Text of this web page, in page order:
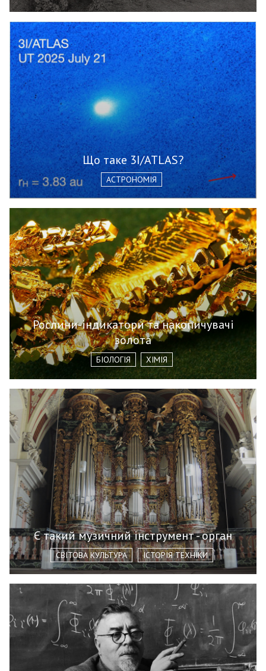
Що таке 3I/ATLAS?
АСТРОНОМІЯ
Рослини-індикатори та накопичувачі
золота
БІОЛОГІЯ ХІМІЯ
Є такий музичний інструмент - орган
СВІТОВА КУЛЬТУРА ІСТОРІЯ ТЕХНІКИ